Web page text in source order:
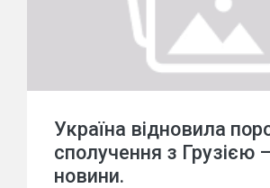
Україна відновила
сполучення з Грузією
новини.